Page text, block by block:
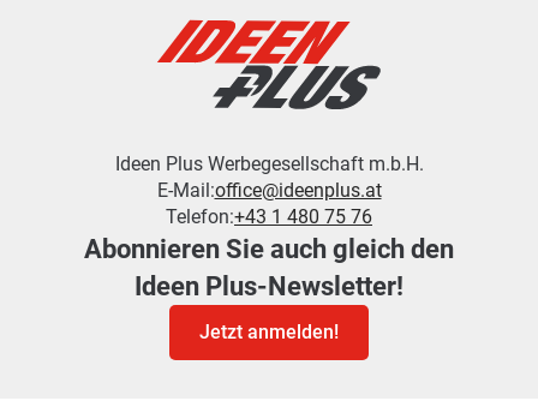
Ideen Plus Werbegesellschaft m.b.H.
E-Mail:office@ideenplus.at
Telefon:+43 1 480 75 76
Abonnieren Sie auch gleich den
Ideen Plus-Newsletter!
Jetzt anmelden!